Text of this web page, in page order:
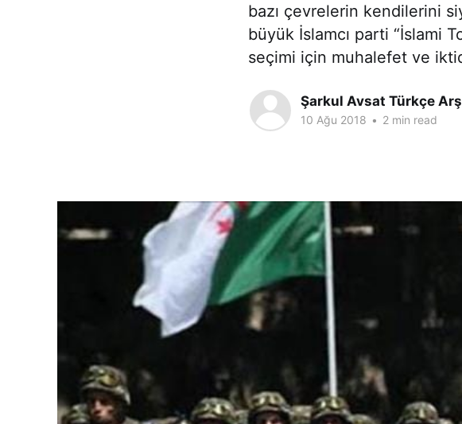
bazı çevrelerin kendilerini
büyük İslamcı parti “İslami
seçimi için muhalefet ve
Şarkul Avsat Türkçe
10 Ağu 2018 • 2 min read